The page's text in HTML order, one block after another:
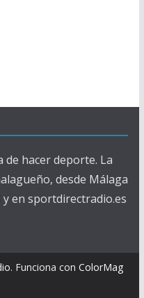
hacer deporte. La
desde Málaga
y en sportdirectradio.es
. Funciona con ColorMag